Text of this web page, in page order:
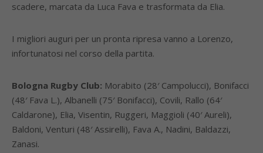
scadere, marcata da Luca Fava e trasformata da Elia.
I migliori auguri per un pronta ripresa vanno a Lorenzo,
infortunatosi nel corso della partita.
Bologna Rugby Club: Morabito (28′ Campolucci), Bonifacci
(48′ Fava L.), Albanelli (75′ Bonifacci), Covili, Rallo (64′
Caldarone), Elia, Visentin, Ruggeri, Maggioli (40′ Aureli),
Baldoni, Venturi (48′ Assirelli), Fava A., Nadini, Baldazzi,
Zanasi.